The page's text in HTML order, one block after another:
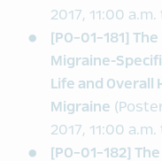
2017, 11:00
[PO-01-181]
Migraine-
Life and Overall
Migraine
2017, 11:00
[PO-01-182]